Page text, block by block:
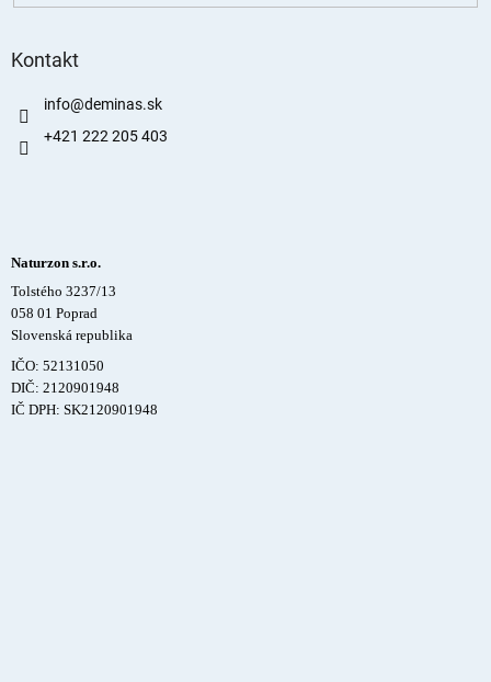
Kontakt
info@deminas.sk
+421 222 205 403
Naturzon s.r.o.
Tolstého 3237/13
058 01 Poprad
Slovenská republika
IČO: 52131050
DIČ: 2120901948
IČ DPH: SK2120901948